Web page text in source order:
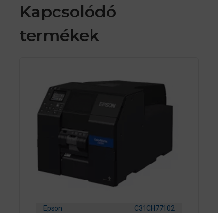
Kapcsolódó
termékek
Epson C31CH77102